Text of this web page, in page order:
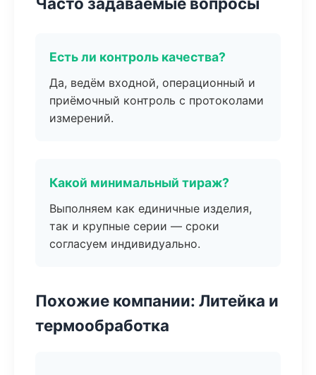
Есть ли контроль качества?
Да, ведём входной, операционный и
приёмочный контроль с протоколами
измерений.
Какой минимальный тираж?
Выполняем как единичные изделия,
так и крупные серии — сроки
согласуем индивидуально.
Похожие компании: Литейка и
термообработка